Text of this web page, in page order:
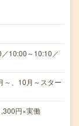
10:00～10:10／
、10月～スター
円×実働